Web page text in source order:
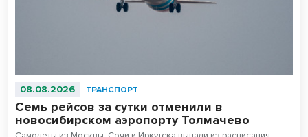
08.08.2026 ТРАНСПОРТ
Семь рейсов за сутки отменили в
новосибирском аэропорту Толмачево